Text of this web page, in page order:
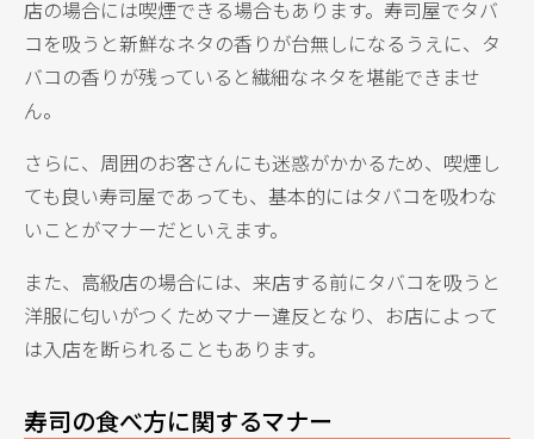
店の場合には喫煙できる場合もあります。寿司屋でタバ
コを吸うと新鮮なネタの香りが台無しになるうえに、タ
バコの香りが残っていると繊細なネタを堪能できませ
ん。
さらに、周囲のお客さんにも迷惑がかかるため、喫煙し
ても良い寿司屋であっても、基本的にはタバコを吸わな
いことがマナーだといえます。
また、高級店の場合には、来店する前にタバコを吸うと
洋服に匂いがつくためマナー違反となり、お店によって
は入店を断られることもあります。
寿司の食べ方に関するマナー